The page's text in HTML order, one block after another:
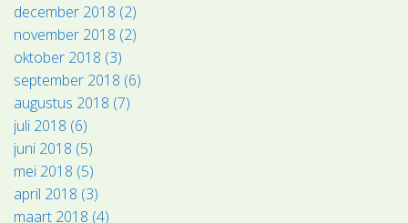
december 2018 (2)
november 2018 (2)
oktober 2018 (3)
september 2018 (6)
augustus 2018 (7)
juli 2018 (6)
juni 2018 (5)
mei 2018 (5)
april 2018 (3)
maart 2018 (4)